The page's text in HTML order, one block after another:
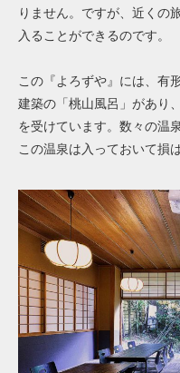
りません。ですが、近くの
入ることができるのです。
この『よろずや』には、有
建築の「桃山風呂」があり
を受けています。数々の温
この温泉は入っておいて損